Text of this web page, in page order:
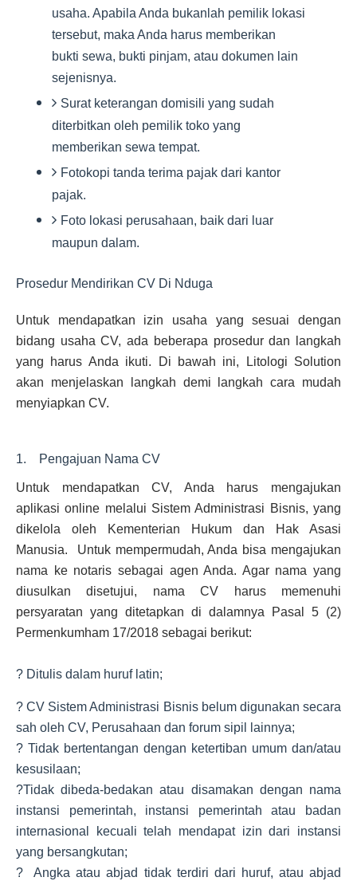
usaha. Apabila Anda bukanlah pemilik lokasi
tersebut, maka Anda harus memberikan
bukti sewa, bukti pinjam, atau dokumen lain
sejenisnya.
Surat keterangan domisili yang sudah
diterbitkan oleh pemilik toko yang
memberikan sewa tempat.
Fotokopi tanda terima pajak dari kantor
pajak.
Foto lokasi perusahaan, baik dari luar
maupun dalam.
Prosedur Mendirikan CV Di Nduga
Untuk mendapatkan izin usaha yang sesuai dengan
bidang usaha CV, ada beberapa prosedur dan langkah
yang harus Anda ikuti. Di bawah ini, Litologi Solution
akan menjelaskan langkah demi langkah cara mudah
menyiapkan CV.
1. Pengajuan Nama CV
Untuk mendapatkan CV, Anda harus mengajukan
aplikasi online melalui Sistem Administrasi Bisnis, yang
dikelola oleh Kementerian Hukum dan Hak Asasi
Manusia. Untuk mempermudah, Anda bisa mengajukan
nama ke notaris sebagai agen Anda. Agar nama yang
diusulkan disetujui, nama CV harus memenuhi
persyaratan yang ditetapkan di dalamnya Pasal 5 (2)
Permenkumham 17/2018 sebagai berikut:
? Ditulis dalam huruf latin;
? CV Sistem Administrasi Bisnis belum digunakan secara
sah oleh CV, Perusahaan dan forum sipil lainnya;
? Tidak bertentangan dengan ketertiban umum dan/atau
kesusilaan;
?Tidak dibeda-bedakan atau disamakan dengan nama
instansi pemerintah, instansi pemerintah atau badan
internasional kecuali telah mendapat izin dari instansi
yang bersangkutan;
? Angka atau abjad tidak terdiri dari huruf, atau abjad